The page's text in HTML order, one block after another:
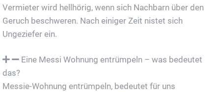
Vermieter wird hellhörig, wenn sich Nachbarn über den
Geruch beschweren. Nach einiger Zeit nistet sich
Ungeziefer ein.
Eine Messi Wohnung entrümpeln – was bedeutet
das?
Messie-Wohnung entrümpeln, bedeutet für uns